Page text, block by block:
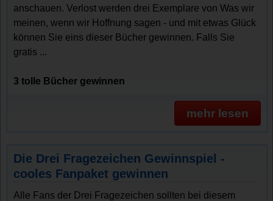
anschauen. Verlost werden drei Exemplare von Was wir
meinen, wenn wir Hoffnung sagen - und mit etwas Glück
können Sie eins dieser Bücher gewinnen. Falls Sie
gratis ...
3 tolle Bücher gewinnen
mehr lesen
Die Drei Fragezeichen Gewinnspiel -
cooles Fanpaket gewinnen
Alle Fans der Drei Fragezeichen sollten bei diesem